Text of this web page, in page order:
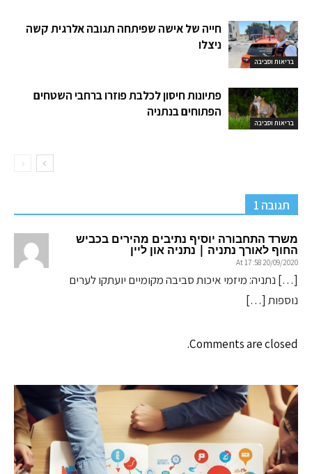
בריאות וסביבה
חייה של אישה שפיתחה תגובה אלרגית קשה
ניצלו
בריאות וסביבה
פתיונות חיסון לכלבת פוזרו ברחבי השטחים
הפתוחים בנתניה
תגובה 1
משרד התחבורה יוסיף נתיבים מהירים בכביש
החוף לאורך נתניה | נתניה און ליין
20/09/2020 At 17:58
[…] נתניה: מיזמי איכות סביבה מקומיים יועתקו לערים
נוספות […]
Comments are closed.